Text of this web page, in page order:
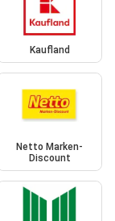
Kaufland
Netto Marken-
Discount